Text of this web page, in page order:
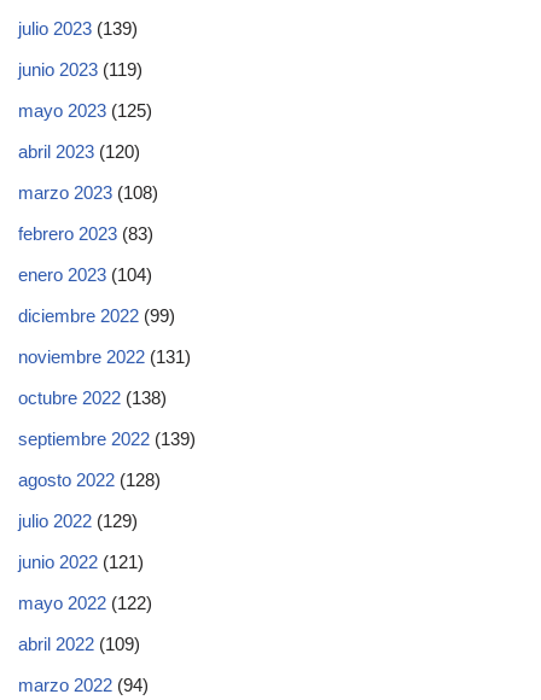
julio 2023 (139)
junio 2023 (119)
mayo 2023 (125)
abril 2023 (120)
marzo 2023 (108)
febrero 2023 (83)
enero 2023 (104)
diciembre 2022 (99)
noviembre 2022 (131)
octubre 2022 (138)
septiembre 2022 (139)
agosto 2022 (128)
julio 2022 (129)
junio 2022 (121)
mayo 2022 (122)
abril 2022 (109)
marzo 2022 (94)